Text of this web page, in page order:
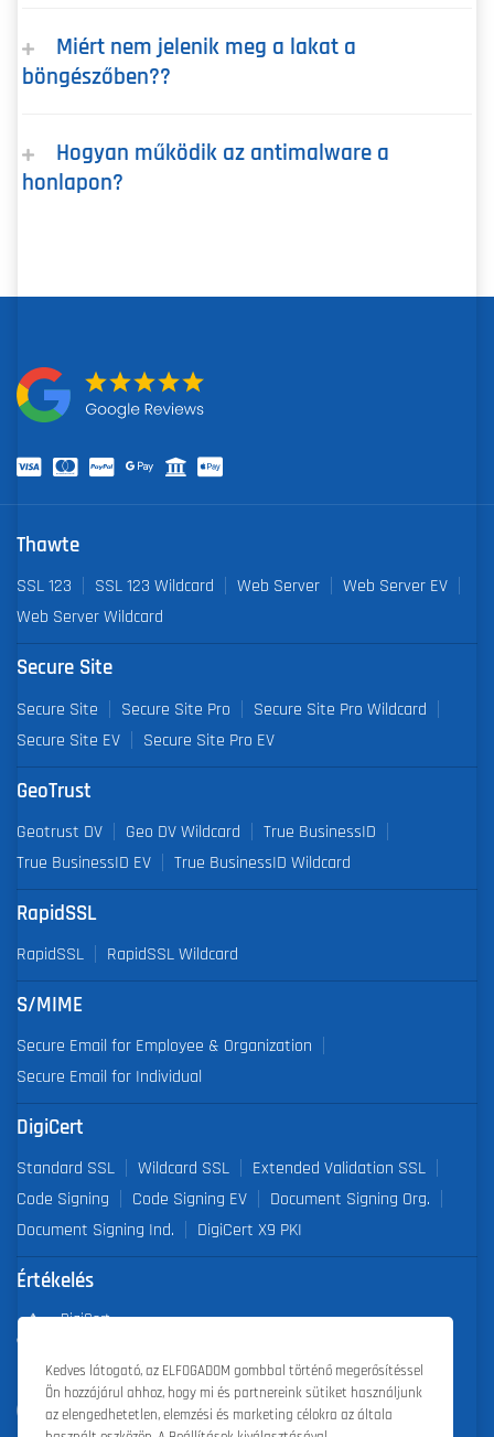
Miért nem jelenik meg a lakat a
böngészőben??
Hogyan működik az antimalware a
honlapon?
Thawte
SSL 123 SSL 123 Wildcard Web Server
Web Server EV
Web Server Wildcard
Secure Site
Secure Site Secure Site Pro
Secure Site Pro Wildcard
Secure Site EV
Secure Site Pro EV
GeoTrust
Geotrust DV Geo DV Wildcard
True BusinessID
True BusinessID EV
True BusinessID Wildcard
RapidSSL
RapidSSL RapidSSL Wildcard
S/MIME
Secure Email for Employee & Organization
Secure Email for Individual
DigiCert
Standard SSL Wildcard SSL
Extended Validation SSL
Code Signing
Code Signing EV
Document Signing Org.
Document Signing Ind.
DigiCert X9 PKI
Értékelés
DigiCert
Outstanding Sales Performance Award 2018, 2019, 2020, 2021,
2022
Kedves látogató, az ELFOGADOM gombbal történő megerősítéssel
Ön hozzájárul ahhoz, hogy mi és partnereink sütiket használjunk
az elengedhetetlen, elemzési és marketing célokra az általa